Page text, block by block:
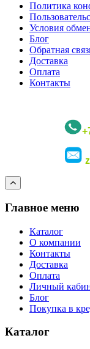
Политика
Условия
Блог
Обратная
Доставка
Оплата
Контакты
Главное меню
Каталог
О компании
Контакты
Доставка
Оплата
Личный
Блог
Покупка в
Каталог